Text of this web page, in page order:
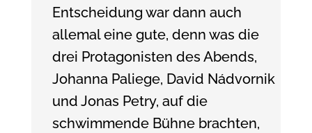
Entscheidung war dann auch
allemal eine gute, denn was die
drei Protagonisten des Abends,
Johanna Paliege, David Nádvornik
und Jonas Petry, auf die
schwimmende Bühne brachten,